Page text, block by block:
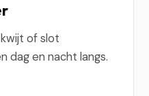
of slot
dag en nacht langs.